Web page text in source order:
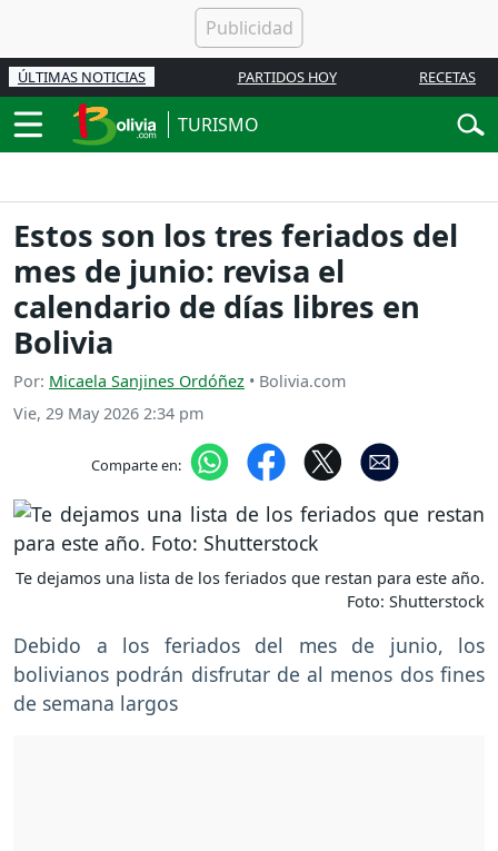
ÚLTIMAS NOTICIAS PARTIDOS HOY RECETAS
TURISMO
Estos son los tres feriados del
mes de junio: revisa el
calendario de días libres en
Bolivia
Por: Micaela Sanjines Ordóñez • Bolivia.com
Vie, 29 May 2026 2:34 pm
Comparte en:
Te dejamos una lista de los feriados que restan para este año.
Foto: Shutterstock
Debido a los feriados del mes de junio, los
bolivianos podrán disfrutar de al menos dos fines
de semana largos